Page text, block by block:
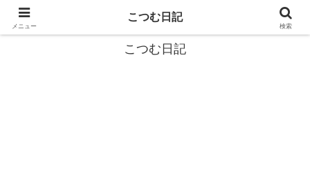
カタツムリから学ぶスローライフ🎓『こつむ日記』🐌
こつむ日記
メニュー
こつむ日記
検索